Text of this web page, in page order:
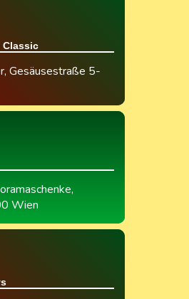
Classic
, Gesäusestraße 5-
,
Wien